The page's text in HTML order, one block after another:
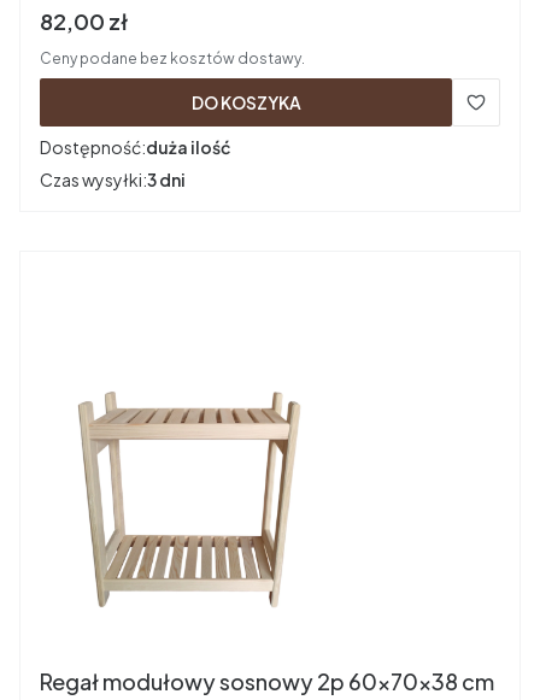
Cena brutto
82,00 zł
Ceny podane bez kosztów dostawy.
DO KOSZYKA
Dostępność:duża ilość
Czas wysyłki:3 dni
Regał modułowy sosnowy 2p 60x70x38 cm